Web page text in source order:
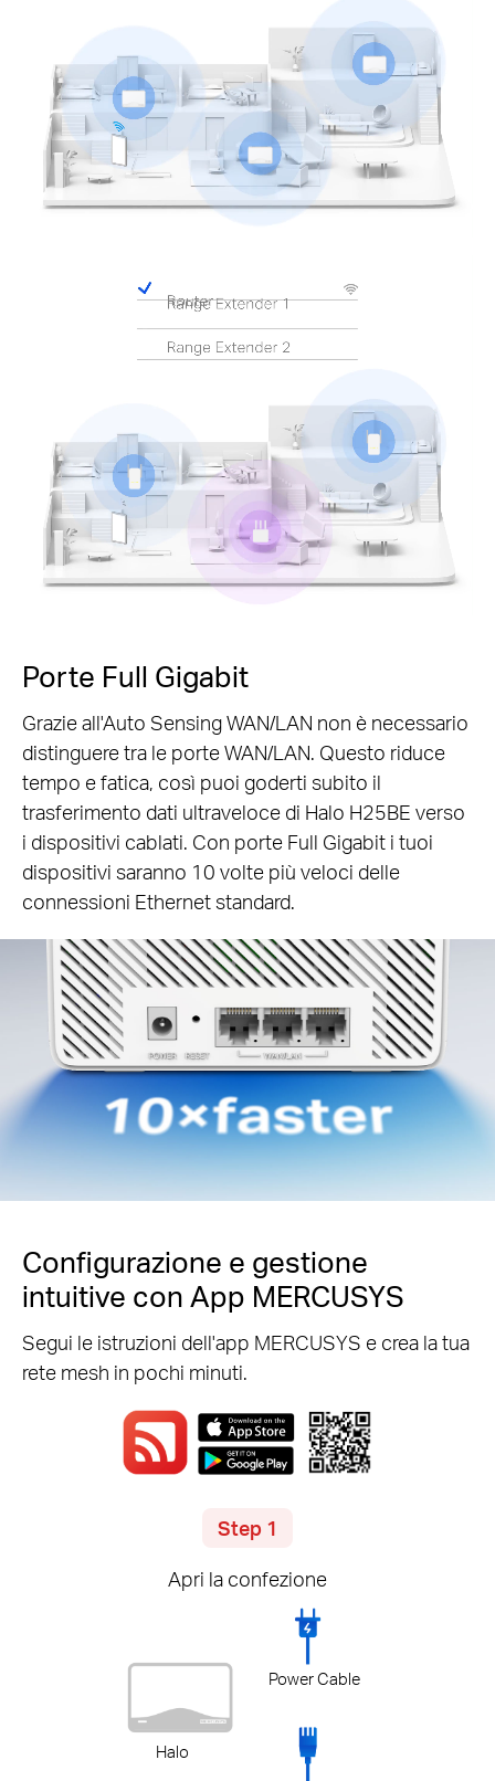
Porte Full Gigabit
Grazie all'Auto Sensing WAN/LAN non è necessario
distinguere tra le porte WAN/LAN. Questo riduce
tempo e fatica, così puoi goderti subito il
trasferimento dati ultraveloce di Halo H25BE verso
i dispositivi cablati. Con porte Full Gigabit i tuoi
dispositivi saranno 10 volte più veloci delle
connessioni Ethernet standard.
Configurazione e gestione
intuitive con App MERCUSYS
Segui le istruzioni dell'app MERCUSYS e crea la tua
rete mesh in pochi minuti.
Step 1
Apri la confezione
Halo
Power Cable